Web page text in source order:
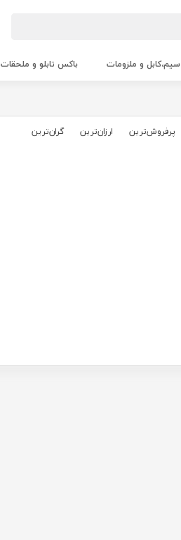
سیم،کابل و ملزومات باکس تابلو و ملحقات
پرفروش‌ترین ارزان‌ترین گران‌ترین